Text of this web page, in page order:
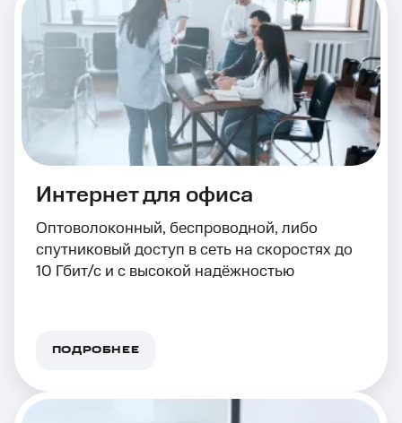
Интернет для офиса
Оптоволоконный, беспроводной, либо
спутниковый доступ в сеть на скоростях до
10 Гбит/с и с высокой надёжностью
ПОДРОБНЕЕ